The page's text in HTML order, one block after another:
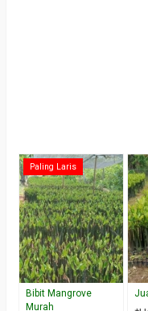
Paling Laris
Bibit Mangrove
Murah